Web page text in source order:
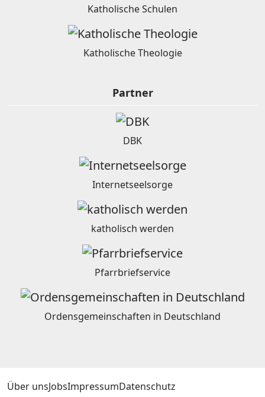
Katholische Schulen
Katholische Theologie
Partner
DBK
Internetseelsorge
katholisch werden
Pfarrbriefservice
Ordensgemeinschaften in Deutschland
Über unsJobsImpressumDatenschutz